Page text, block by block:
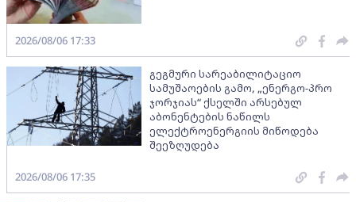
2026/08/06 17:33
გეგმური სარეაბილიტაციო
სამუშაოების გამო, „ენერგო-პრო
ჯორჯიას“ ქსელში არსებულ
აბონენტების ნაწილს
ელექტროენერგიის მიწოდება
შეეზღუდება
2026/08/06 17:35